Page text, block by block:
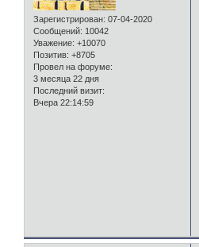
Зарегистрирован: 07-04-2020
Сообщений: 10042
Уважение: +10070
Позитив: +8705
Провел на форуме:
3 месяца 22 дня
Последний визит:
Вчера 22:14:59